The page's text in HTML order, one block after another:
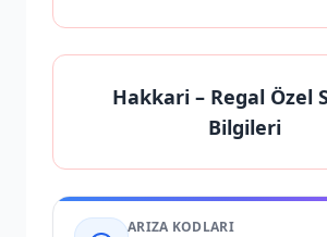
Hakkari – Regal Özel
Bilgileri
ARIZA KODLARI